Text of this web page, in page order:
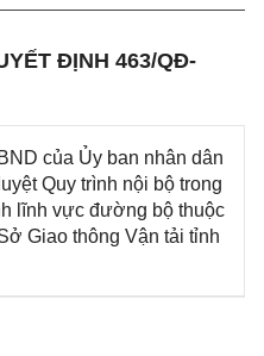
ĐỊNH 463/QĐ-
của Ủy ban nhân dân
Quy trình nội bộ trong
lĩnh vực đường bộ thuộc
Giao thông Vận tải tỉnh